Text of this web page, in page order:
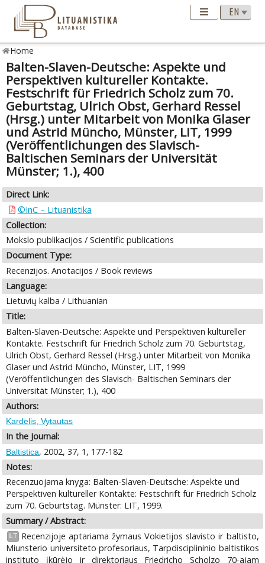
Home
Balten-Slaven-Deutsche: Aspekte und
Perspektiven kultureller Kontakte.
Festschrift für Friedrich Scholz zum 70.
Geburtstag, Ulrich Obst, Gerhard Ressel
(Hrsg.) unter Mitarbeit von Monika Glaser
und Astrid Müncho, Münster, LIT, 1999
(Veröffentlichungen des Slavisch-
Baltischen Seminars der Universität
Münster; 1.), 400
Direct Link:
©InC – Lituanistika
Collection:
Mokslo publikacijos / Scientific publications
Document Type:
Recenzijos. Anotacijos / Book reviews
Language:
Lietuvių kalba / Lithuanian
Title:
Balten-Slaven-Deutsche: Aspekte und Perspektiven kultureller
Kontakte. Festschrift für Friedrich Scholz zum 70. Geburtstag,
Ulrich Obst, Gerhard Ressel (Hrsg.) unter Mitarbeit von Monika
Glaser und Astrid Müncho, Münster, LIT, 1999
(Veröffentlichungen des Slavisch- Baltischen Seminars der
Universität Münster; 1.), 400
Authors:
Kardelis, Vytautas
In the Journal:
Baltistica, 2002, 37, 1, 177-182
Notes:
Recenzuojama knyga: Balten-Slaven-Deutsche: Aspekte und
Perspektiven kultureller Kontakte: Festschrift für Friedrich Scholz
zum 70. Geburtstag. Münster: LIT, 1999.
Summary / Abstract:
LT
Recenzijoje aptariama žymaus Vokietijos slavisto ir baltisto,
Miunsterio universiteto profesoriaus, Tarpdisciplininio baltistikos
instituto įkūrėjo ir direktoriaus Friedricho Scholzo 70-ajam